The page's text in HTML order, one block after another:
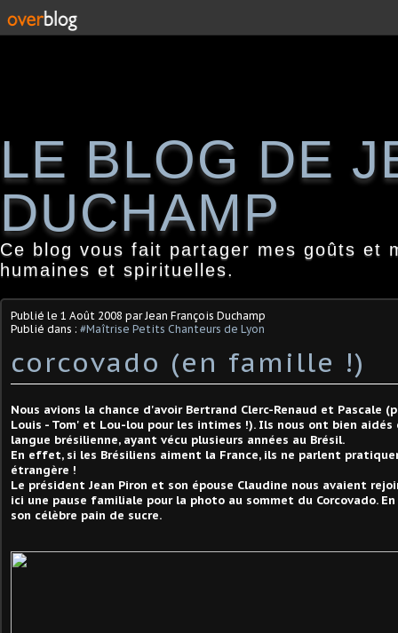
LE BLOG DE
DUCHAMP
Ce blog vous fait partager mes goûts et
humaines et spirituelles.
Publié le 1 Août 2008 par Jean François Duchamp
Publié dans : #Maîtrise Petits Chanteurs de Lyon
corcovado (en famille !)
Nous avions la chance d'avoir Bertrand Clerc-Renaud et Pascale
Louis - Tom' et Lou-lou pour les intimes !). Ils nous ont bien
langue brésilienne, ayant vécu plusieurs années au Brésil.
En effet, si les Brésiliens aiment la France, ils ne parlent
étrangère !
Le président Jean Piron et son épouse Claudine nous avaient
ici une pause familiale pour la photo au sommet du Corcovado.
son célèbre pain de sucre.